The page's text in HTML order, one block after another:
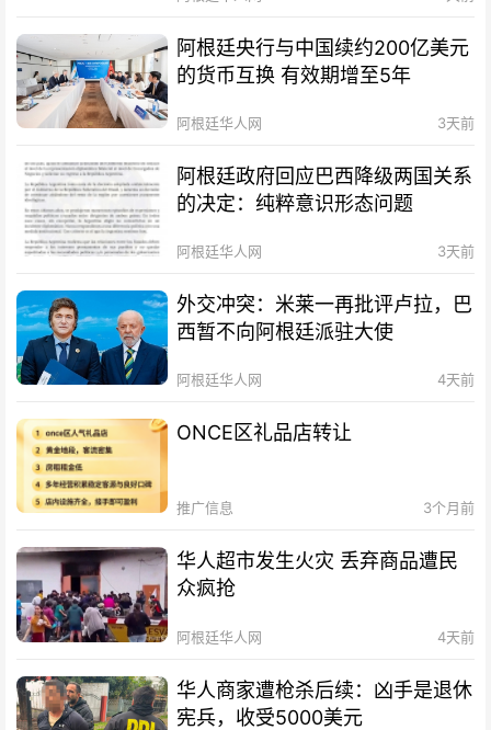
阿根廷央行与中国续约200亿美元
的货币互换 有效期增至5年
阿根廷华人网 3天前
阿根廷政府回应巴西降级两国关系
的决定：纯粹意识形态问题
阿根廷华人网 3天前
外交冲突：米莱一再批评卢拉，巴
西暂不向阿根廷派驻大使
阿根廷华人网 4天前
ONCE区礼品店转让
推广信息 3个月前
华人超市发生火灾 丢弃商品遭民
众疯抢
阿根廷华人网 4天前
华人商家遭枪杀后续：凶手是退休
宪兵，收受5000美元